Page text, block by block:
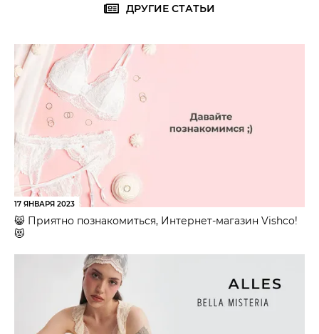
ДРУГИЕ СТАТЬИ
17 ЯНВАРЯ 2023
😸 Приятно познакомиться, Интернет-магазин Vishco!
😻